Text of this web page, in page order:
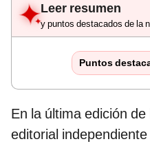
Leer resumen
y puntos destacados de la
Puntos
En la última edición
editorial